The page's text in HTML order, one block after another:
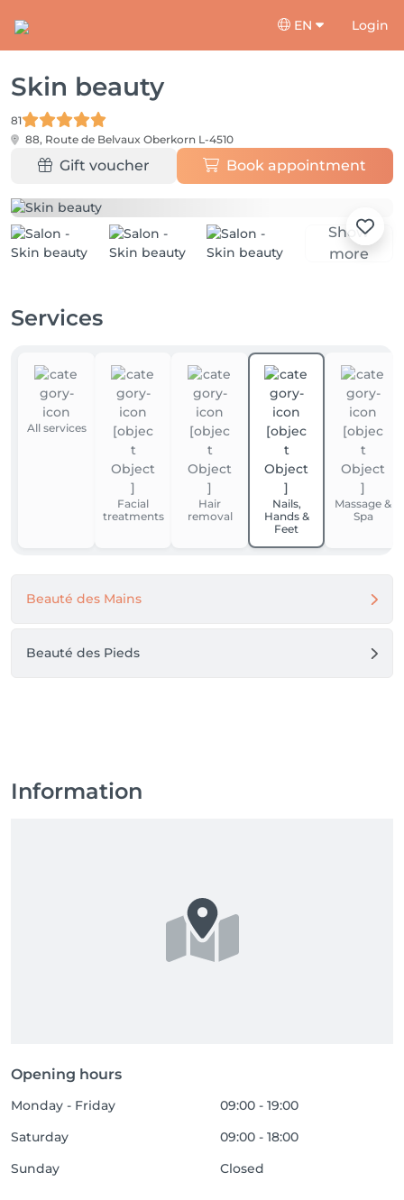
EN Login
Skin beauty
81
88, Route de Belvaux Oberkorn L-4510
Gift voucher Book appointment
Show
more
Services
All services
Facial
treatments
Hair
removal
Nails,
Hands &
Feet
Massage &
Spa
Beauté des Mains
Beauté des Pieds
Information
Opening hours
Monday - Friday
09:00 - 19:00
Saturday
09:00 - 18:00
Sunday
Closed